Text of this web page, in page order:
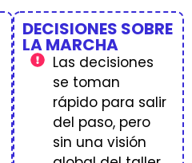
DECISIONES SOBRE
LA MARCHA
Las decisiones
se toman
rápido para salir
del paso, pero
sin una visión